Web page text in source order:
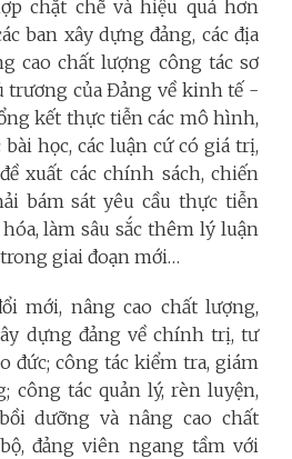
chặt chẽ và hiệu quả hơn
ban xây dựng đảng, các địa
cao chất lượng công tác sơ
trương của Đảng về kinh tế -
kết thực tiễn các mô hình,
học, các luận cứ có giá trị,
xuất các chính sách, chiến
bám sát yêu cầu thực tiễn
làm sâu sắc thêm lý luận
giai đoạn mới…
mới, nâng cao chất lượng,
dựng đảng về chính trị, tư
đức; công tác kiểm tra, giám
công tác quản lý, rèn luyện,
dưỡng và nâng cao chất
đảng viên ngang tầm với